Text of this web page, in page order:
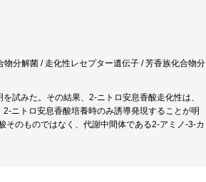
分解菌 / 走化性レセプター遺伝子 / 芳香族化合物分
試みた。その結果、2-ニトロ安息香酸走化性は、
ニトロ安息香酸培養時のみ誘導発現することが明
のものではなく、代謝中間体である2-アミノ-3-カ